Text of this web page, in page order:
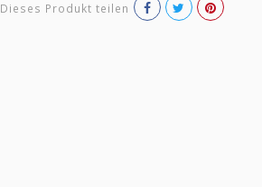
Dieses Produkt teilen